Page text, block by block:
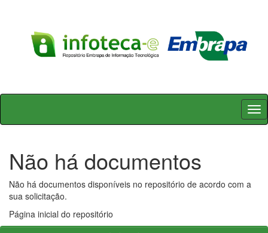
Skip
Não há documentos
Não há documentos disponíveis no repositório de acordo com a
sua solicitação.
Página inicial do repositório